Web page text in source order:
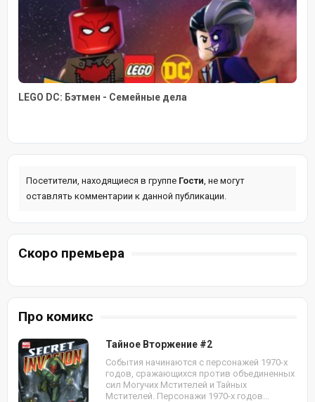
LEGO DC: Бэтмен - Семейные дела
Посетители, находящиеся в группе Гости , не могут
оставлять комментарии к данной публикации.
Скоро премьера
Про комикс
Тайное Вторжение #2
События начинаются с персонажей 1970-х
годов, сражающихся против объединенных
сил Могучих Мстителей и Тайных
Мстителей. Персонажи 1970-х годов...